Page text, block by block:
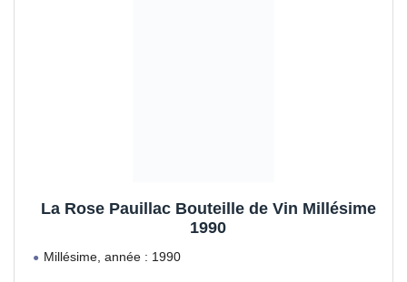
La Rose Pauillac Bouteille de Vin Millésime
1990
Millésime, année : 1990